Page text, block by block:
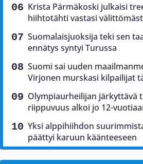
Krista Pärmäkoski julkaisi
hiihtotähti vastasi
Suomalaisjuoksija teki sen
ennätys syntyi Turussa
Suomi sai uuden
Virjonen murskasi kilpailijat
Olympiaurheilijan järkyttävä
riippuvuus alkoi jo 12-
Yksi alppihiihdon
päättyi karuun käänteeseen